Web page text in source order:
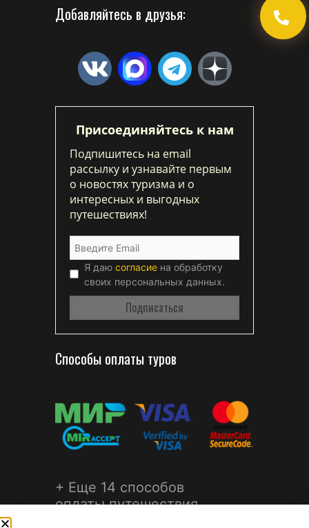
Добавляйтесь в друзья:
Присоединяйтесь к нам
Подпишитесь на email
рассылку и узнавайте первым
о новостях туризма и о
интересных и выгодных
путешествиях!
Я даю согласие на обработку
своих персональных данных.
Способы оплаты туров
+ Еще 14 способов
оплаты путешествия